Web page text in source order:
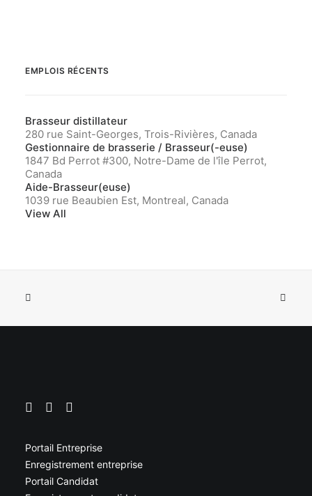
EMPLOIS RÉCENTS
Brasseur distillateur
280 rue Saint-Georges, Trois-Rivières, Canada
Gestionnaire de brasserie / Brasseur(-euse)
1847 Bd Perrot #300, Notre-Dame de l'île Perrot,
Canada
Aide-Brasseur(euse)
1039 rue Beaubien Est, Montreal, Canada
View All
Portail Entreprise
Enregistrement entreprise
Portail Candidat